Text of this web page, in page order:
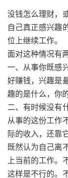
没钱怎么理财，
自己真正感兴趣
位上继续工作。
面对这种情况有
一、从事你既感
好赚钱，兴趣是
趣的是什么，你
二、有时候没有
从事的这份工作
际的收入，还靠
既然认为自己离
上当前的工作。
这样是不行的。